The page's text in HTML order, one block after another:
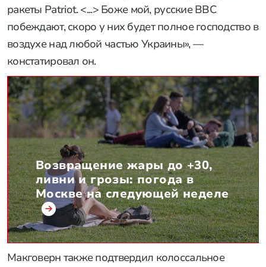
ракеты Patriot. <...> Боже мой, русские ВВС
побеждают, скоро у них будет полное господство в
воздухе над любой частью Украины», —
констатировал он.
Возвращение жары до +30,
ливни и грозы: погода в
Москве на следующей неделе
Макговерн также подтвердил колоссальное